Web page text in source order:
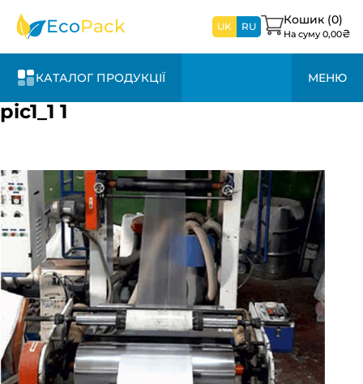
часом
EcoPack UK RU Кошик (0)
На суму 0,00₴
КАТАЛОГ ПРОДУКЦІЇ МЕНЮ
pic1_1 1